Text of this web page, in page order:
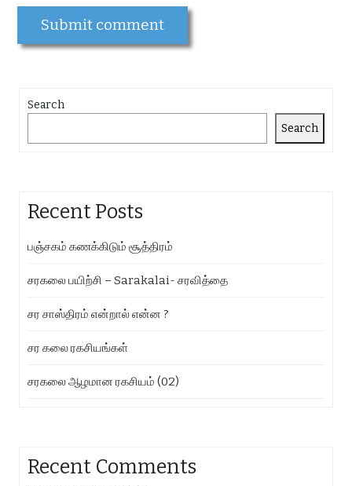
Search
Search
Recent Posts
பஞ்சகம் கணக்கிடும் சூத்திரம்
சரகலை பயிற்சி – Sarakalai- சரவித்தை
சர சாஸ்திரம் என்றால் என்ன ?
சர கலை ரகசியங்கள்
சரகலை ஆழமான ரகசியம் (02)
Recent Comments